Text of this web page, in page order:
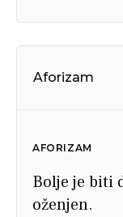
Aforizam
AFORIZAM
Bolje je biti
oženjen.